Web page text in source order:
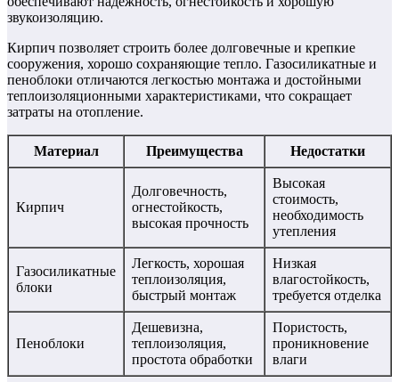
звукоизоляцию.
Кирпич позволяет строить более долговечные и крепкие
сооружения, хорошо сохраняющие тепло. Газосиликатные и
пеноблоки отличаются легкостью монтажа и достойными
теплоизоляционными характеристиками, что сокращает
затраты на отопление.
Материал Преимущества Недостатки
Кирпич
Долговечность,
огнестойкость,
высокая прочность
Высокая
стоимость,
необходимость
утепления
Газосиликатные
блоки
Легкость, хорошая
теплоизоляция,
быстрый монтаж
Низкая
влагостойкость,
требуется отделка
Пеноблоки
Дешевизна,
теплоизоляция,
простота обработки
Пористость,
проникновение
влаги